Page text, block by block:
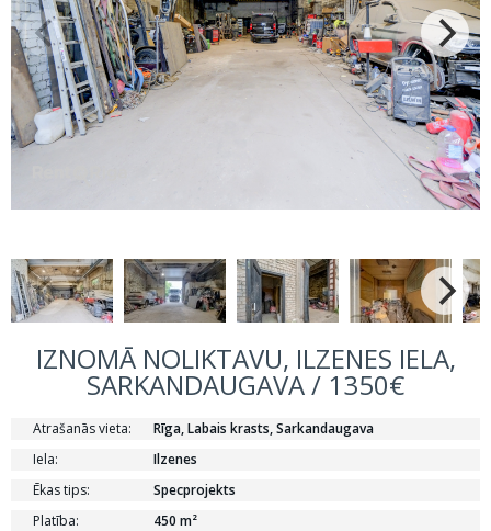
IZNOMĀ NOLIKTAVU, ILZENES IELA,
SARKANDAUGAVA / 1350€
Atrašanās vieta:
Rīga, Labais krasts, Sarkandaugava
Iela:
Ilzenes
Ēkas tips:
Specprojekts
Platība:
450 m²